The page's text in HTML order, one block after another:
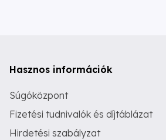
Hasznos információk
Súgóközpont
Fizetési tudnivalók és díjtáblázat
Hirdetési szabályzat